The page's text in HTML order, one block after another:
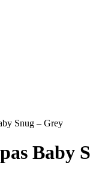
Snug – Grey
Baby